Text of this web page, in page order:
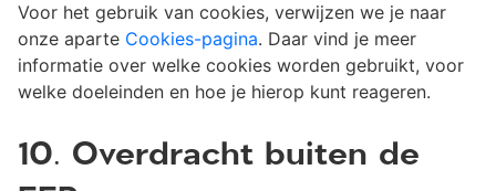
Voor het gebruik van cookies, verwijzen we je naar
onze aparte Cookies-pagina. Daar vind je meer
informatie over welke cookies worden gebruikt, voor
welke doeleinden en hoe je hierop kunt reageren.
10. Overdracht buiten de